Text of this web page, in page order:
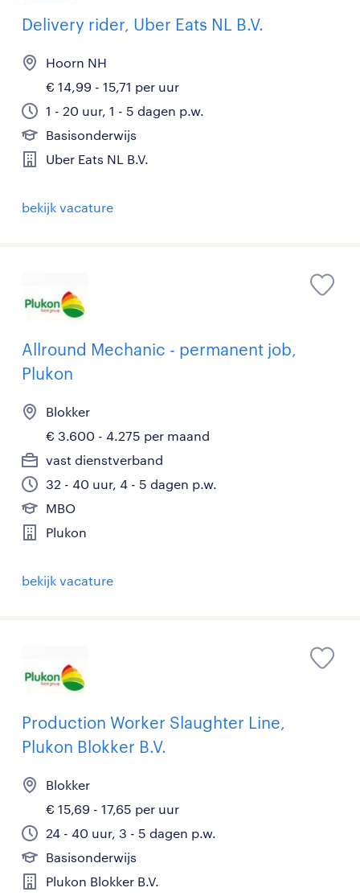
Delivery rider, Uber Eats NL B.V.
Hoorn NH
€ 14,99 - 15,71 per uur
1 - 20 uur, 1 - 5 dagen p.w.
Basisonderwijs
Uber Eats NL B.V.
bekijk vacature
Allround Mechanic - permanent job,
Plukon
Blokker
€ 3.600 - 4.275 per maand
vast dienstverband
32 - 40 uur, 4 - 5 dagen p.w.
MBO
Plukon
bekijk vacature
Production Worker Slaughter Line,
Plukon Blokker B.V.
Blokker
€ 15,69 - 17,65 per uur
24 - 40 uur, 3 - 5 dagen p.w.
Basisonderwijs
Plukon Blokker B.V.